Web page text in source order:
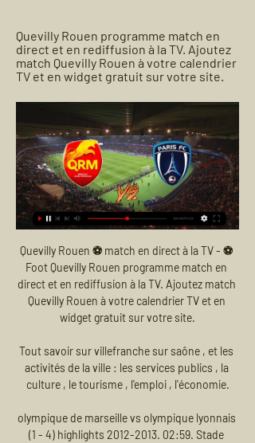
Quevilly Rouen programme match en
direct et en rediffusion à la TV. Ajoutez
match Quevilly Rouen à votre calendrier
TV et en widget gratuit sur votre site.
Quevilly Rouen ⚽ match en direct à la TV - ⚽
Foot Quevilly Rouen programme match en
direct et en rediffusion à la TV. Ajoutez match
Quevilly Rouen à votre calendrier TV et en
widget gratuit sur votre site.
Tout savoir sur villefranche sur saône , et les
activités de la ville : les services publics , la
culture , le tourisme , l'emploi , l'économie.
olympique de marseille vs olympique lyonnais
(1 - 4) highlights 2012-2013. 02:59. Stade